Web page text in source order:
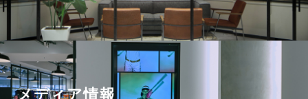
メディア情報